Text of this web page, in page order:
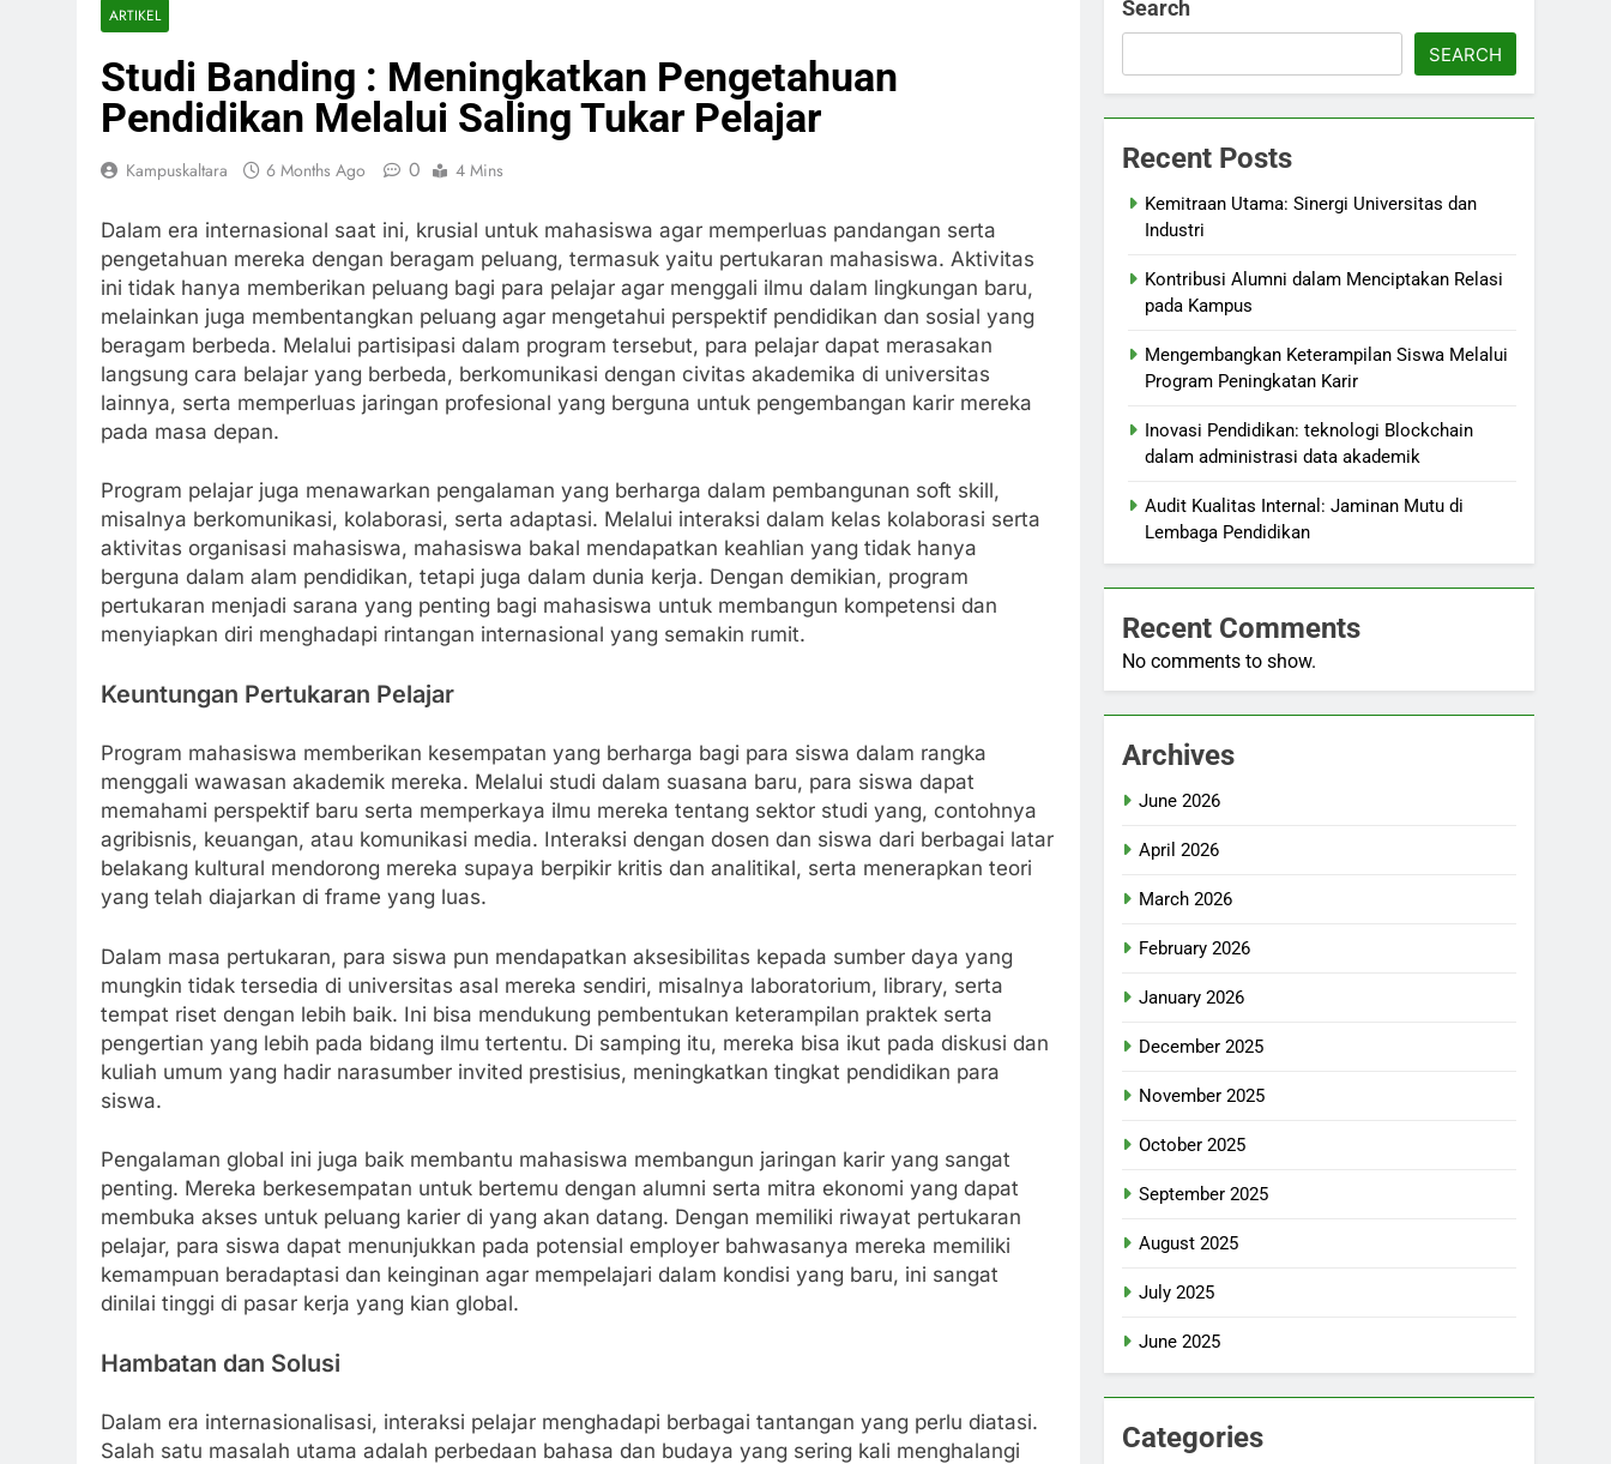
ARTIKEL
Studi Banding : Meningkatkan Pengetahuan
Pendidikan Melalui Saling Tukar Pelajar
Kampuskaltara 6 Months Ago 0 4 Mins
Dalam era internasional saat ini, krusial untuk mahasiswa agar memperluas pandangan serta
pengetahuan mereka dengan beragam peluang, termasuk yaitu pertukaran mahasiswa. Aktivitas
ini tidak hanya memberikan peluang bagi para pelajar agar menggali ilmu dalam lingkungan baru,
melainkan juga membentangkan peluang agar mengetahui perspektif pendidikan dan sosial yang
beragam berbeda. Melalui partisipasi dalam program tersebut, para pelajar dapat merasakan
langsung cara belajar yang berbeda, berkomunikasi dengan civitas akademika di universitas
lainnya, serta memperluas jaringan profesional yang berguna untuk pengembangan karir mereka
pada masa depan.
Program pelajar juga menawarkan pengalaman yang berharga dalam pembangunan soft skill,
misalnya berkomunikasi, kolaborasi, serta adaptasi. Melalui interaksi dalam kelas kolaborasi serta
aktivitas organisasi mahasiswa, mahasiswa bakal mendapatkan keahlian yang tidak hanya
berguna dalam alam pendidikan, tetapi juga dalam dunia kerja. Dengan demikian, program
pertukaran menjadi sarana yang penting bagi mahasiswa untuk membangun kompetensi dan
menyiapkan diri menghadapi rintangan internasional yang semakin rumit.
Keuntungan Pertukaran Pelajar
Program mahasiswa memberikan kesempatan yang berharga bagi para siswa dalam rangka
menggali wawasan akademik mereka. Melalui studi dalam suasana baru, para siswa dapat
memahami perspektif baru serta memperkaya ilmu mereka tentang sektor studi yang, contohnya
agribisnis, keuangan, atau komunikasi media. Interaksi dengan dosen dan siswa dari berbagai latar
belakang kultural mendorong mereka supaya berpikir kritis dan analitikal, serta menerapkan teori
yang telah diajarkan di frame yang luas.
Dalam masa pertukaran, para siswa pun mendapatkan aksesibilitas kepada sumber daya yang
mungkin tidak tersedia di universitas asal mereka sendiri, misalnya laboratorium, library, serta
tempat riset dengan lebih baik. Ini bisa mendukung pembentukan keterampilan praktek serta
pengertian yang lebih pada bidang ilmu tertentu. Di samping itu, mereka bisa ikut pada diskusi dan
kuliah umum yang hadir narasumber invited prestisius, meningkatkan tingkat pendidikan para
siswa.
Pengalaman global ini juga baik membantu mahasiswa membangun jaringan karir yang sangat
penting. Mereka berkesempatan untuk bertemu dengan alumni serta mitra ekonomi yang dapat
membuka akses untuk peluang karier di yang akan datang. Dengan memiliki riwayat pertukaran
pelajar, para siswa dapat menunjukkan pada potensial employer bahwasanya mereka memiliki
kemampuan beradaptasi dan keinginan agar mempelajari dalam kondisi yang baru, ini sangat
dinilai tinggi di pasar kerja yang kian global.
Hambatan dan Solusi
Dalam era internasionalisasi, interaksi pelajar menghadapi berbagai tantangan yang perlu diatasi.
Salah satu masalah utama adalah perbedaan bahasa dan budaya yang sering kali menghalangi
Search
SEARCH
Recent Posts
Kemitraan Utama: Sinergi Universitas dan
Industri
Kontribusi Alumni dalam Menciptakan Relasi
pada Kampus
Mengembangkan Keterampilan Siswa Melalui
Program Peningkatan Karir
Inovasi Pendidikan: teknologi Blockchain
dalam administrasi data akademik
Audit Kualitas Internal: Jaminan Mutu di
Lembaga Pendidikan
Recent Comments
No comments to show.
Archives
June 2026
April 2026
March 2026
February 2026
January 2026
December 2025
November 2025
October 2025
September 2025
August 2025
July 2025
June 2025
Categories